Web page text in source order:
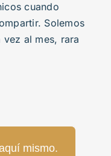
cuando
Solemos
al mes, rara
mismo.